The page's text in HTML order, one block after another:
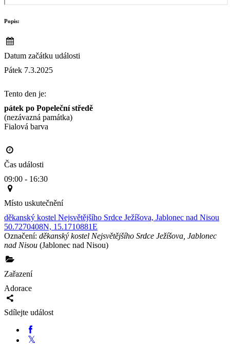
Popis:
Datum začátku události
Pátek 7.3.2025
Tento den je:
pátek po Popeleční středě
(nezávazná památka)
Fialová barva
Čas události
09:00 - 16:30
Místo uskutečnění
děkanský kostel Nejsvětějšího Srdce Ježíšova, Jablonec nad Nisou
50.7270408N, 15.1710881E
Označení: děkanský kostel Nejsvětějšího Srdce Ježíšova, Jablonec
nad Nisou (Jablonec nad Nisou)
Zařazení
Adorace
Sdílejte událost